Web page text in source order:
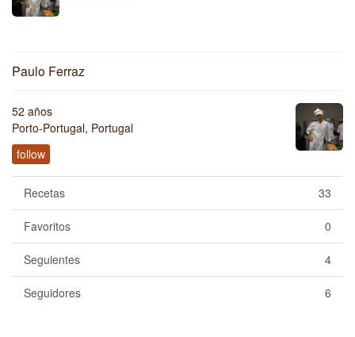
Paulo Ferraz
52 años
Porto-Portugal, Portugal
follow
33
Recetas
0
Favoritos
4
Seguientes
6
Seguidores